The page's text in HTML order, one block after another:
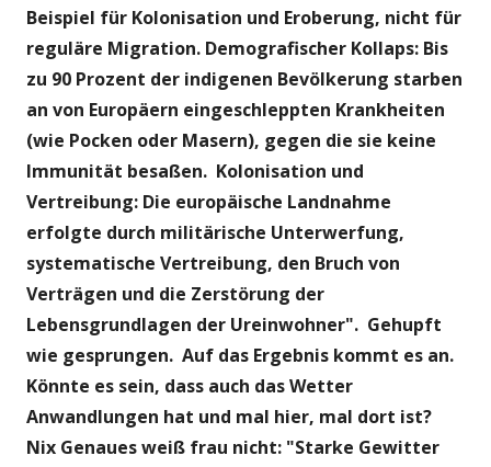
Beispiel für Kolonisation und Eroberung, nicht für
reguläre Migration. Demografischer Kollaps: Bis
zu 90 Prozent der indigenen Bevölkerung starben
an von Europäern eingeschleppten Krankheiten
(wie Pocken oder Masern), gegen die sie keine
Immunität besaßen. Kolonisation und
Vertreibung: Die europäische Landnahme
erfolgte durch militärische Unterwerfung,
systematische Vertreibung, den Bruch von
Verträgen und die Zerstörung der
Lebensgrundlagen der Ureinwohner". Gehupft
wie gesprungen. Auf das Ergebnis kommt es an.
Könnte es sein, dass auch das Wetter
Anwandlungen hat und mal hier, mal dort ist?
Nix Genaues weiß frau nicht: "Starke Gewitter